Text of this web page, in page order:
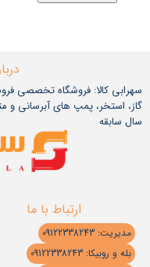
سهرابی کالا: فروشگاه تخصصی
سال سابقه
ارتباط با ما
مدیریت: 09122338243
بله و روبیکا: 09122338243